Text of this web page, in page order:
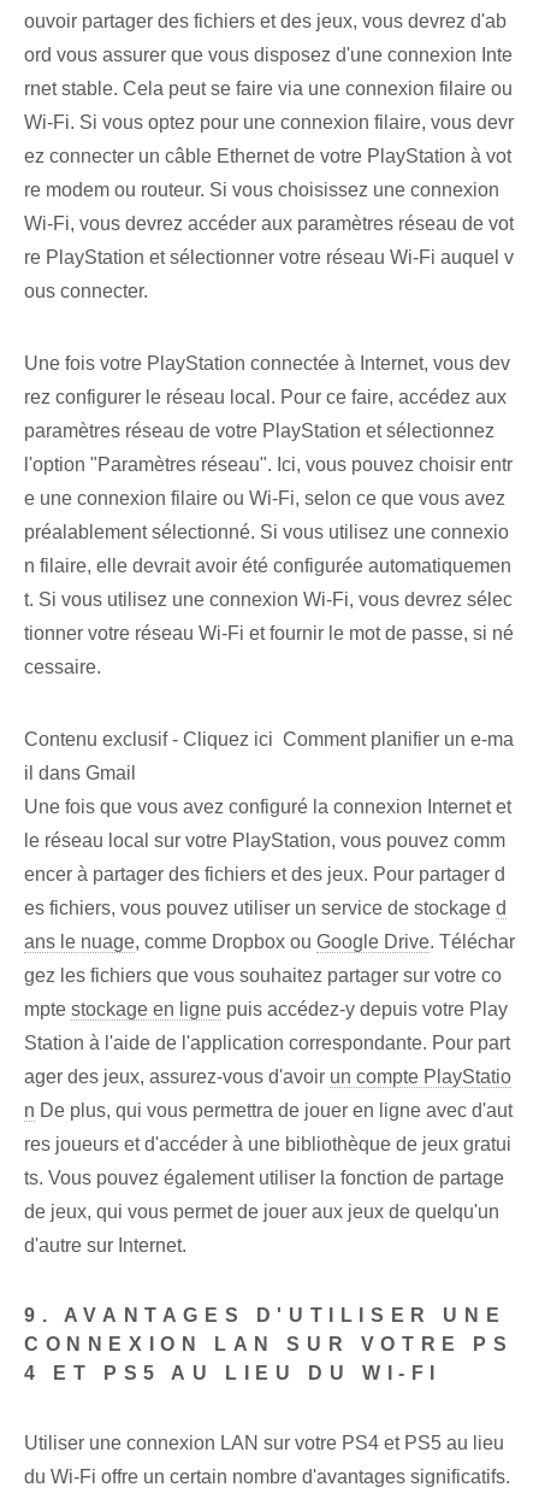
ouvoir partager des fichiers et des jeux, vous devrez d'ab
ord vous assurer que vous disposez d'une connexion Inte
rnet stable. Cela peut se faire via une connexion filaire ou
Wi-Fi. Si vous optez pour une connexion filaire, vous devr
ez connecter un câble Ethernet de votre PlayStation à vot
re modem ou routeur. Si vous choisissez une connexion
Wi-Fi, vous devrez accéder aux paramètres réseau de vot
re PlayStation et sélectionner votre réseau Wi-Fi auquel v
ous connecter.
Une fois votre PlayStation connectée à Internet, vous dev
rez configurer le réseau local. Pour ce faire, accédez aux
paramètres réseau de votre PlayStation et sélectionnez
l'option "Paramètres réseau". Ici, vous pouvez choisir entr
e une connexion filaire ou Wi-Fi, selon ce que vous avez
préalablement sélectionné. Si vous utilisez une connexio
n filaire, elle devrait avoir été configurée automatiquemen
t. Si vous utilisez une connexion Wi-Fi, vous devrez sélec
tionner votre réseau Wi-Fi et fournir le mot de passe, si né
cessaire.
Contenu exclusif - Cliquez ici Comment planifier un e-ma
il dans Gmail
Une fois que vous avez configuré la connexion Internet et
le réseau local sur votre PlayStation, vous pouvez comm
encer à partager des fichiers et des jeux. Pour partager d
es fichiers, vous pouvez utiliser un service de stockage d
ans le nuage, comme Dropbox ou Google Drive. Téléchar
gez les fichiers que vous souhaitez partager sur votre co
mpte stockage en ligne puis accédez-y depuis votre Play
Station à l'aide de l'application correspondante. Pour part
ager des jeux, assurez-vous d'avoir un compte PlayStatio
n De plus, qui vous permettra de jouer en ligne avec d'aut
res joueurs et d'accéder à une bibliothèque de jeux gratui
ts. Vous pouvez également utiliser la fonction de partage
de jeux, qui vous permet de jouer aux jeux de quelqu'un
d'autre sur Internet.
9. AVANTAGES D'UTILISER UNE
CONNEXION LAN SUR VOTRE PS
4 ET PS5 AU LIEU DU WI-FI
Utiliser une connexion LAN sur votre PS4 et PS5 au lieu
du Wi-Fi offre un certain nombre d'avantages significatifs.